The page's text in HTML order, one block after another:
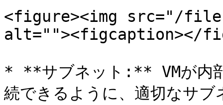
<figure><img src="/files/
alt=""><figcaption></
* **サブネット:** VMが内
続できるように、適切なサブ